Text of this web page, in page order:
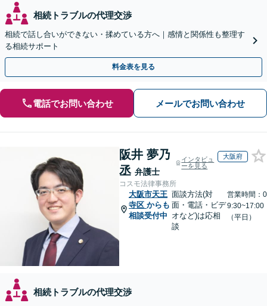
相続トラブルの代理交渉
相続で話し合いができない・揉めている方へ｜感情と関係性も整理す
る相続サポート
料金表を見る
電話でお問い合わせ メールでお問い合わせ
阪井 夢乃
丞 弁護士
インタビュ
ーを見る
大阪府
コスモ法律事務所
大阪市天王
寺区 からも
相談受付中
面談方法(対
面・電話・ビデ
オなど)は応相
談
営業時間：0
9:30~17:00
（平日）
相続トラブルの代理交渉